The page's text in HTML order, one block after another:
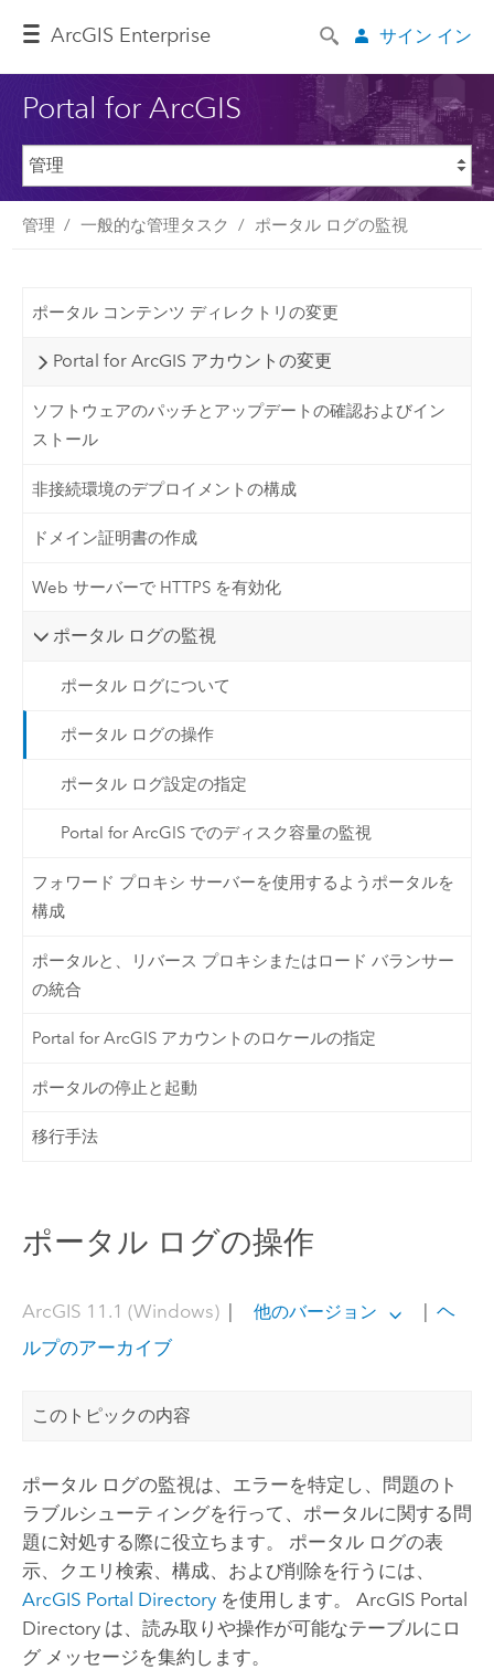
ArcGIS Enterprise サイン イン
Portal for ArcGIS
管理 一般的な管理タスク ポータル ログの監視
ポータル コンテンツ ディレクトリの変更
Portal for ArcGIS アカウントの変更
ソフトウェアのパッチとアップデートの確認およびイン
ストール
非接続環境のデプロイメントの構成
ドメイン証明書の作成
Web サーバーで HTTPS を有効化
ポータル ログの監視
ポータル ログについて
ポータル ログの操作
ポータル ログ設定の指定
Portal for ArcGIS でのディスク容量の監視
フォワード プロキシ サーバーを使用するようポータルを
構成
ポータルと、リバース プロキシまたはロード バランサー
の統合
Portal for ArcGIS アカウントのロケールの指定
ポータルの停止と起動
移行手法
ポータル ログの操作
ArcGIS 11.1 (Windows)| 他のバージョン
ヘ
ルプのアーカイブ
このトピックの内容
ポータル ログの監視は、エラーを特定し、問題のト
ラブルシューティングを行って、ポータルに関する問
題に対処する際に役立ちます。 ポータル ログの表
示、クエリ検索、構成、および削除を行うには、
ArcGIS Portal Directoryを使用します。 ArcGIS Portal
Directory は、読み取りや操作が可能なテーブルにロ
グ メッセージを集約します。